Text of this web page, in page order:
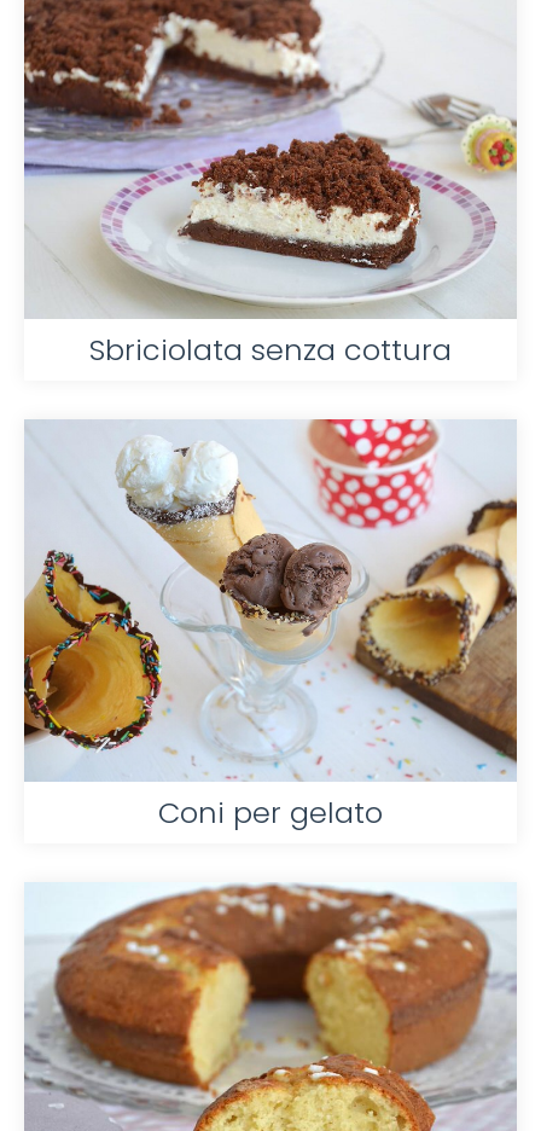
Sbriciolata senza cottura
Coni per gelato